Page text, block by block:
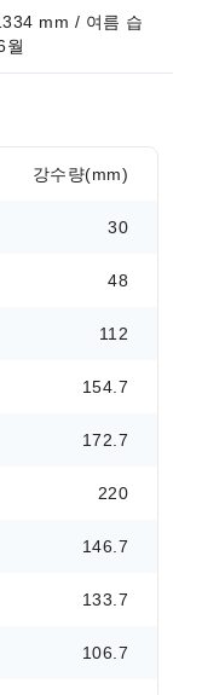
mm / 여름 습
월
강수량(mm)
30
48
112
154.7
172.7
220
146.7
133.7
106.7